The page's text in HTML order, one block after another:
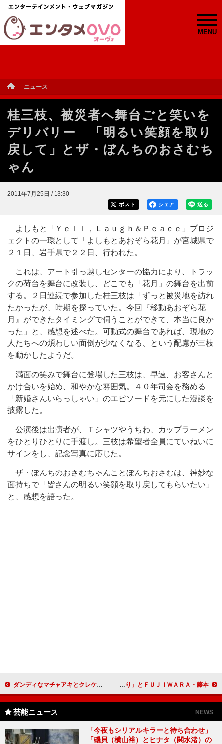
MENU
ニュース
桂三枝、被災者へ舞台ごと笑いを
デリバリー 「明るい笑顔を取り
戻して」とザ・ぼんちのおさむち
ゃん
2011年7月25日 / 13:30
送る
シェア
ポスト
よしもと「Ｙｅｌｌ，Ｌａｕｇｈ＆Ｐｅａｃｅ」プロジ
ェクトの一環として「よしもとあおぞら花月」が宮城県で
２１日、岩手県で２２日、行われた。
これは、アート引っ越しセンターの協力により、トラッ
クの荷台を舞台に改装し、どこでも「花月」の舞台を出前
する。２日連続で参加した桂三枝は「ずっと被災地を訪れ
たかったが、時期を探っていた。今回『移動あおぞら花
月』ができたタイミングで伺うことができて、本当に良か
った」と、感想を述べた。可動式の舞台であれば、現地の
人たちへの煩わしい面倒が少なくなる、という配慮が三枝
を動かしたようだ。
満面の笑みで舞台に登場した三枝は、早速、お客さんと
かけ合いを始め、和やかな雰囲気。４０年司会を務める
「新婚さんいらっしゃい」のエピソードを元にした漫談を
披露した。
公演後は出演者が、Ｔシャツやうちわ、カップラーメン
をひとりひとりに手渡し。三枝は希望者全員にていねいに
サインをし、記念写真に応じた。
ザ・ぼんちのおさむちゃんことぼんちおさむは、神妙な
面持ちで「皆さんの明るい笑顔を取り戻してもらいたい」
と、感想を語った。
ダンディなマチャアキとクレケンがおやじユニット結成 昭和生まれのオヤジたちに活力を！ よしもと若手芸人がＣＭ出演をかけてギャグバトル！ 「ＣＭは嫁ばっかり」とＦＵＪＩＷＡＲＡ・藤本
芸能ニュース NEWS
「今夜もシリアルキラーと待ち合わせ」
「磯貝（横山裕）とヒナタ（関水渚）の